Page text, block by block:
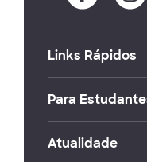
Links Rápidos
Para
Atualidade